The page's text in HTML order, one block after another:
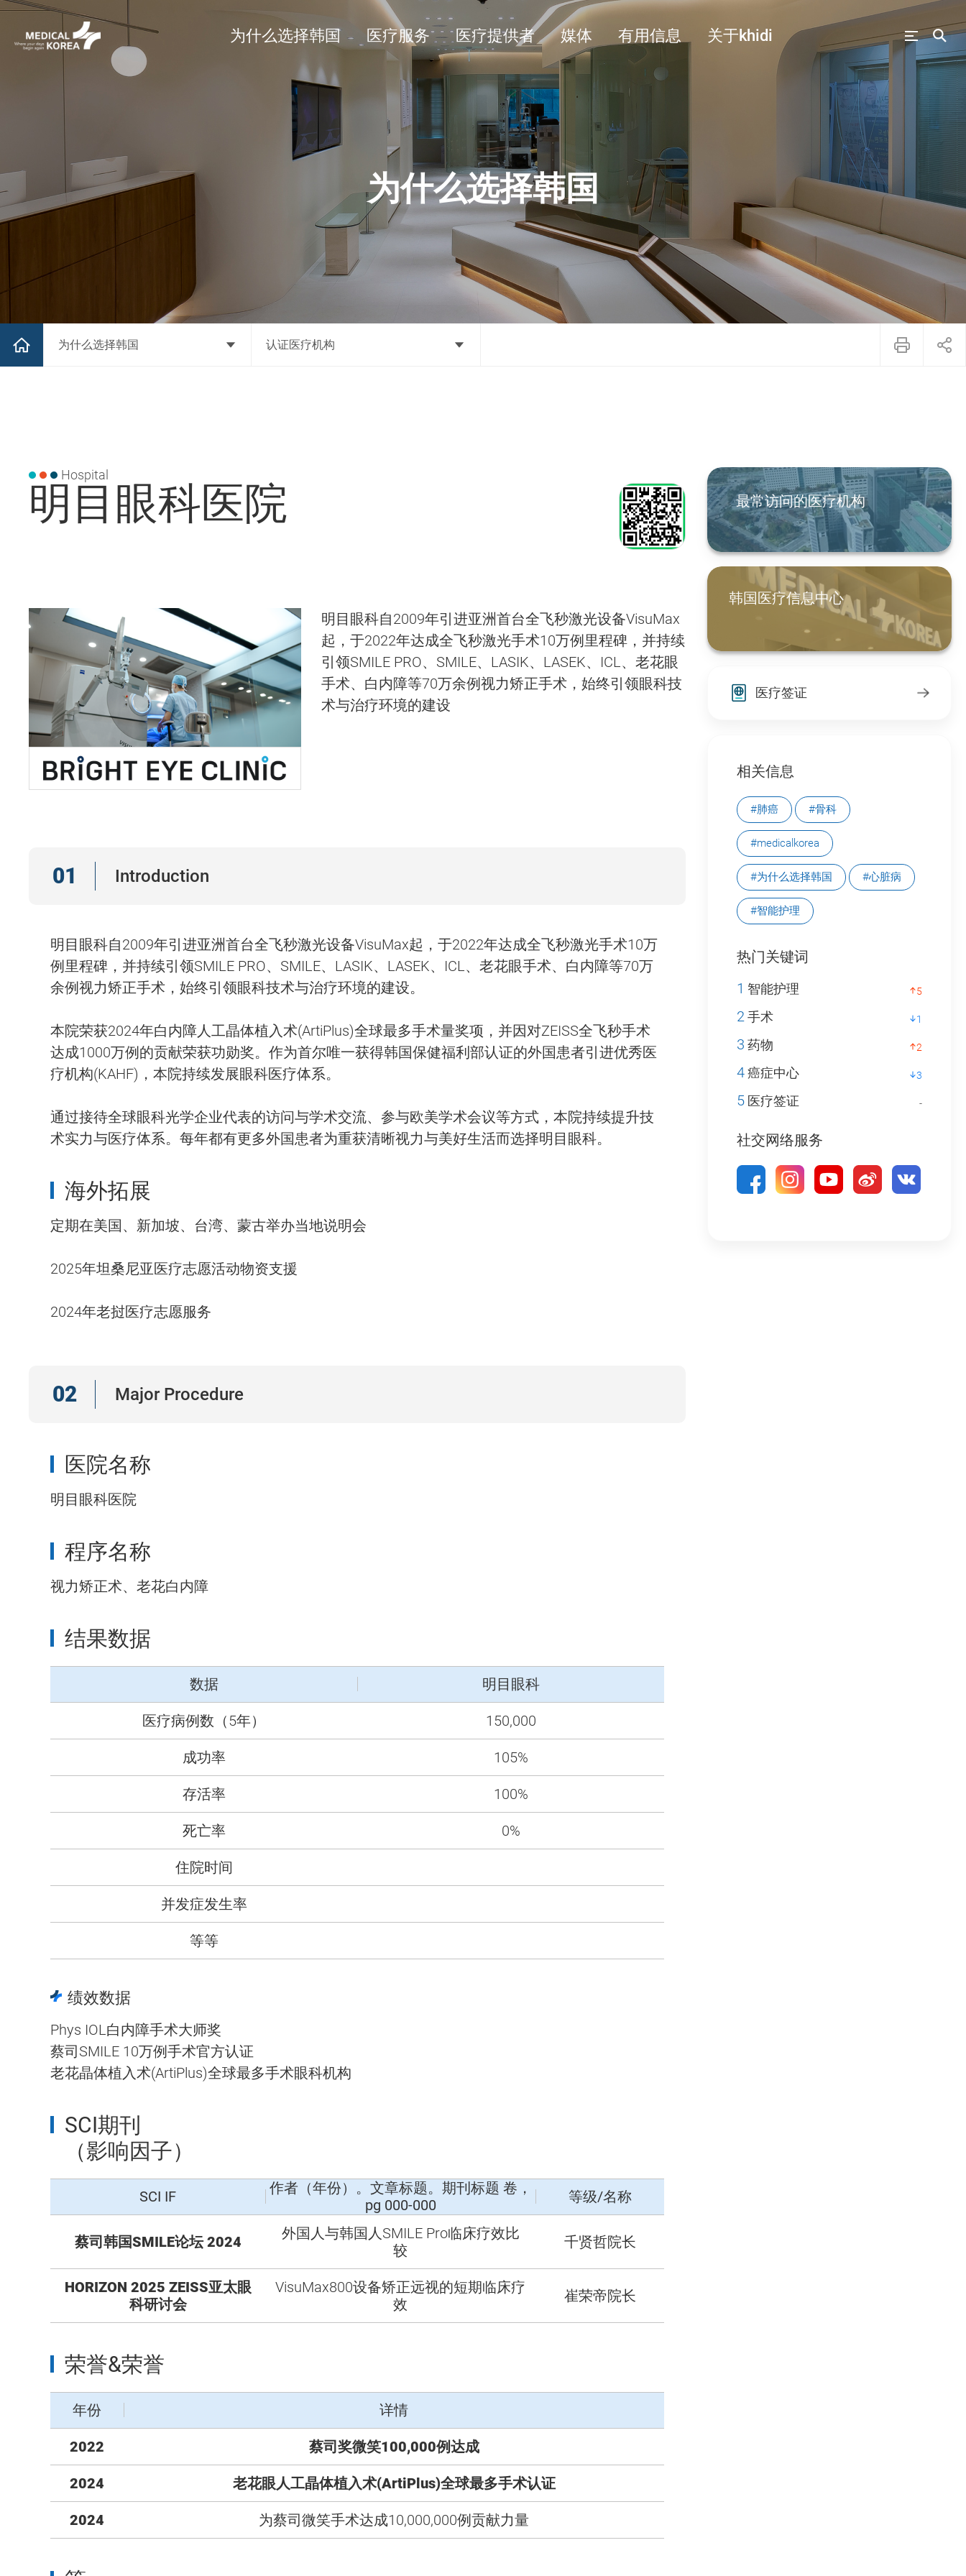
为什么选择韩国 医疗服务 医疗提供者 媒体 有用信息 关于khidi
为什么选择韩国
为什么选择韩国 认证医疗机构
Hospital
明目眼科医院
明目眼科自2009年引进亚洲首台全飞秒激光设备VisuMax
起，于2022年达成全飞秒激光手术10万例里程碑，并持续
引领SMILE PRO、SMILE、LASIK、LASEK、ICL、老花眼
手术、白内障等70万余例视力矫正手术，始终引领眼科技
术与治疗环境的建设
01 Introduction
明目眼科自2009年引进亚洲首台全飞秒激光设备VisuMax起，于2022年达成全飞秒激光手术10万
例里程碑，并持续引领SMILE PRO、SMILE、LASIK、LASEK、ICL、老花眼手术、白内障等70万
余例视力矫正手术，始终引领眼科技术与治疗环境的建设。
本院荣获2024年白内障人工晶体植入术(ArtiPlus)全球最多手术量奖项，并因对ZEISS全飞秒手术
达成1000万例的贡献荣获功勋奖。作为首尔唯一获得韩国保健福利部认证的外国患者引进优秀医
疗机构(KAHF)，本院持续发展眼科医疗体系。
通过接待全球眼科光学企业代表的访问与学术交流、参与欧美学术会议等方式，本院持续提升技
术实力与医疗体系。每年都有更多外国患者为重获清晰视力与美好生活而选择明目眼科。
海外拓展
定期在美国、新加坡、台湾、蒙古举办当地说明会
2025年坦桑尼亚医疗志愿活动物资支援
2024年老挝医疗志愿服务
02 Major Procedure
医院名称
明目眼科医院
程序名称
视力矫正术、老花白内障
结果数据
数据 明目眼科
医疗病例数（5年） 150,000
成功率 105%
存活率 100%
死亡率 0%
住院时间
并发症发生率
等等
绩效数据
Phys IOL白内障手术大师奖
蔡司SMILE 10万例手术官方认证
老花晶体植入术(ArtiPlus)全球最多手术眼科机构
SCI期刊
（影响因子）
SCI IF
作者（年份）。文章标题。期刊标题 卷，
pg 000-000
等级/名称
蔡司韩国SMILE论坛 2024
外国人与韩国人SMILE Pro临床疗效比
较
千贤哲院长
HORIZON 2025 ZEISS亚太眼
科研讨会
VisuMax800设备矫正远视的短期临床疗
效
崔荣帝院长
荣誉&荣誉
年份 详情
2022 蔡司奖微笑100,000例达成
2024 老花眼人工晶体植入术(ArtiPlus)全球最多手术认证
2024 为蔡司微笑手术达成10,000,000例贡献力量
最常访问的医疗机构
韩国医疗信息中心
医疗签证
相关信息
#肺癌 #骨科
#medicalkorea
#为什么选择韩国 #心脏病
#智能护理
热门关键词
1 智能护理 5
2手术 1
3 药物 2
4癌症中心 3
5 医疗签证 -
社交网络服务